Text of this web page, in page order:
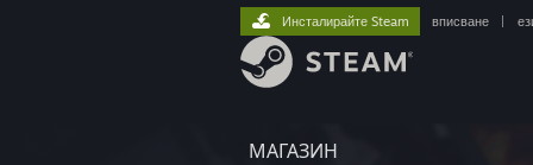
МАГАЗИН
Инсталирайте Steam вписване